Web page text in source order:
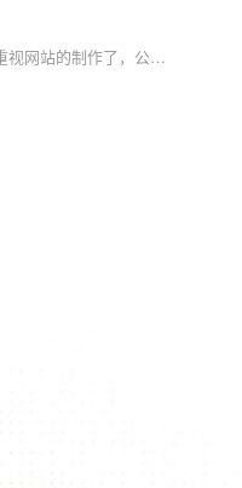
企业网站制作针对公司来讲是1个很关键的操作，有许多的公司如今都非常的重视网站的制作了，公司能够利用网站来对自身的企业品牌进行基本建设以及对业务流程进行运营等方面，那样的话就可做到在互联网上进行新的销售市场的发展，确保投入较为少的资金却能够获得很高的盈利，可是在企业建站的时候有某些事情必须我们分外的留意，那麼，在企业网站制作中必须留意哪些事情呢?下边专业网站建设公司专业技术人员为大伙儿详细介绍。